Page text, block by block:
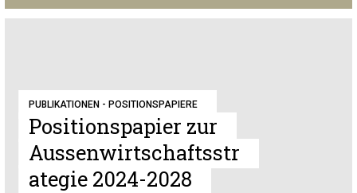
PUBLIKATIONEN - POSITIONSPAPIERE
Positionspapier zur
Aussenwirtschaftsstr
ategie 2024-2028